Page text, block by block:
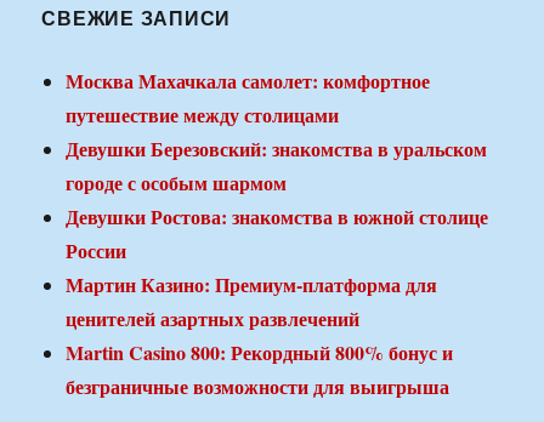
СВЕЖИЕ ЗАПИСИ
Москва Махачкала самолет: комфортное
путешествие между столицами
Девушки Березовский: знакомства в уральском
городе с особым шармом
Девушки Ростова: знакомства в южной столице
России
Мартин Казино: Премиум-платформа для
ценителей азартных развлечений
Martin Casino 800: Рекордный 800% бонус и
безграничные возможности для выигрыша